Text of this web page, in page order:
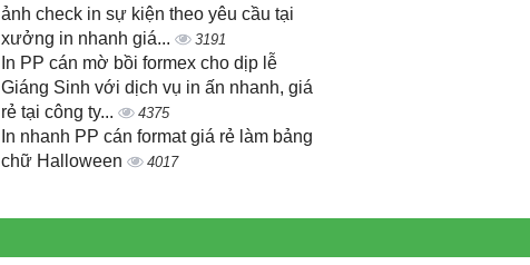
ảnh check in sự kiện theo yêu cầu tại
xưởng in nhanh giá...
3191
In PP cán mờ bồi formex cho dịp lễ
Giáng Sinh với dịch vụ in ấn nhanh, giá
rẻ tại công ty...
4375
In nhanh PP cán format giá rẻ làm bảng
chữ Halloween
4017